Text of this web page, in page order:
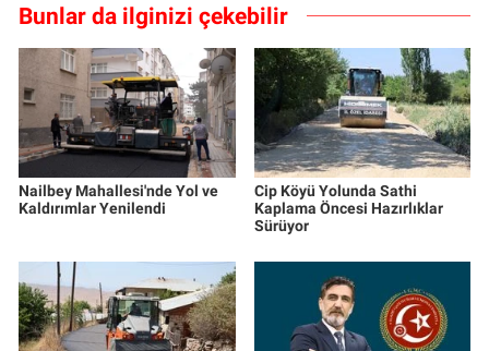
Bunlar da ilginizi çekebilir
Nailbey Mahallesi'nde Yol ve
Kaldırımlar Yenilendi
Cip Köyü Yolunda Sathi
Kaplama Öncesi Hazırlıklar
Sürüyor